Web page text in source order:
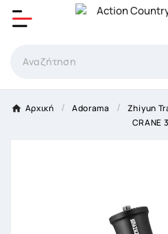
Αρχική Adorama
Zhiyun
CRANE
Δημιουργία λίστα
Όνομα Λίστα επιθυμιτών